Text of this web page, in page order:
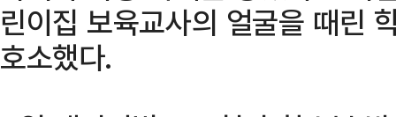
린이집 보육교사의 얼굴을 때린
호소했다.